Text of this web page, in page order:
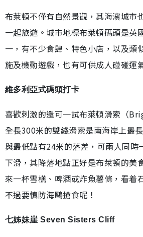
布萊頓不僅有自然景觀，其海濱城市
一起旅遊。城市地標布萊頓碼頭是英
一，有不少食肆、特色小店，以及類
施及機動遊戲，也有可供成人碰碰運
維多利亞式碼頭打卡
喜歡刺激的還可一試布萊頓滑索（
全長300米的雙綫滑索是南海岸上最
與最低點有24米的落差，可兩人同時
下滑，其降落地點正好是布萊頓的美
來一杯雪榚、啤酒或炸魚薯條，看着
不過要慎防海鷗搶食呢！
七姊妹崖 Seven Sisters Cliff